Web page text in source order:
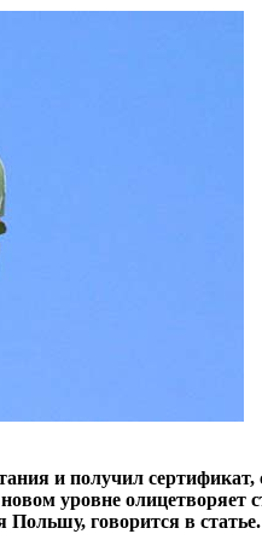
и получил сертификат,
уровне
Польшу, говорится в статье.